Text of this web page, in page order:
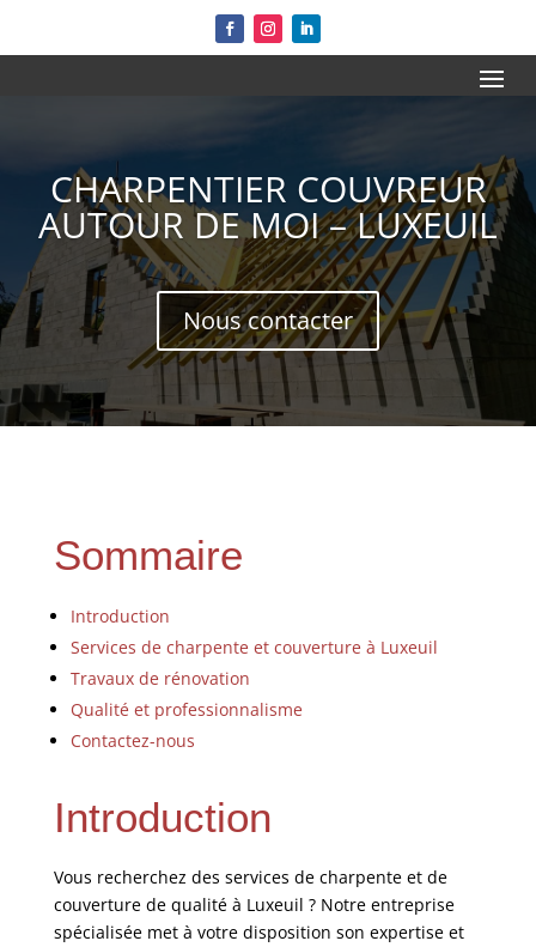
CHARPENTIER COUVREUR
AUTOUR DE MOI – LUXEUIL
Nous contacter
Sommaire
Introduction
Services de charpente et couverture à Luxeuil
Travaux de rénovation
Qualité et professionnalisme
Contactez-nous
Introduction
Vous recherchez des services de charpente et de
couverture de qualité à Luxeuil ? Notre entreprise
spécialisée met à votre disposition son expertise et